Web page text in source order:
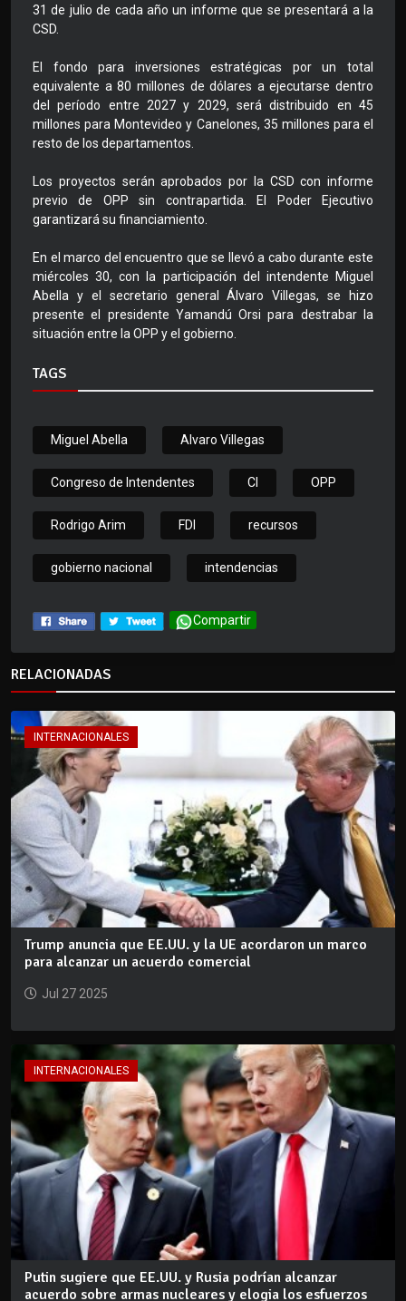
31 de julio de cada año un informe que se presentará a la
CSD.
El fondo para inversiones estratégicas por un total
equivalente a 80 millones de dólares a ejecutarse dentro
del período entre 2027 y 2029, será distribuido en 45
millones para Montevideo y Canelones, 35 millones para el
resto de los departamentos.
Los proyectos serán aprobados por la CSD con informe
previo de OPP sin contrapartida. El Poder Ejecutivo
garantizará su financiamiento.
En el marco del encuentro que se llevó a cabo durante este
miércoles 30, con la participación del intendente Miguel
Abella y el secretario general Álvaro Villegas, se hizo
presente el presidente Yamandú Orsi para destrabar la
situación entre la OPP y el gobierno.
TAGS
Miguel Abella Alvaro Villegas
Congreso de Intendentes CI OPP
Rodrigo Arim FDI recursos
gobierno nacional intendencias
Compartir
RELACIONADAS
INTERNACIONALES
Trump anuncia que EE.UU. y la UE acordaron un marco
para alcanzar un acuerdo comercial
Jul 27 2025
INTERNACIONALES
Putin sugiere que EE.UU. y Rusia podrían alcanzar
acuerdo sobre armas nucleares y elogia los esfuerzos